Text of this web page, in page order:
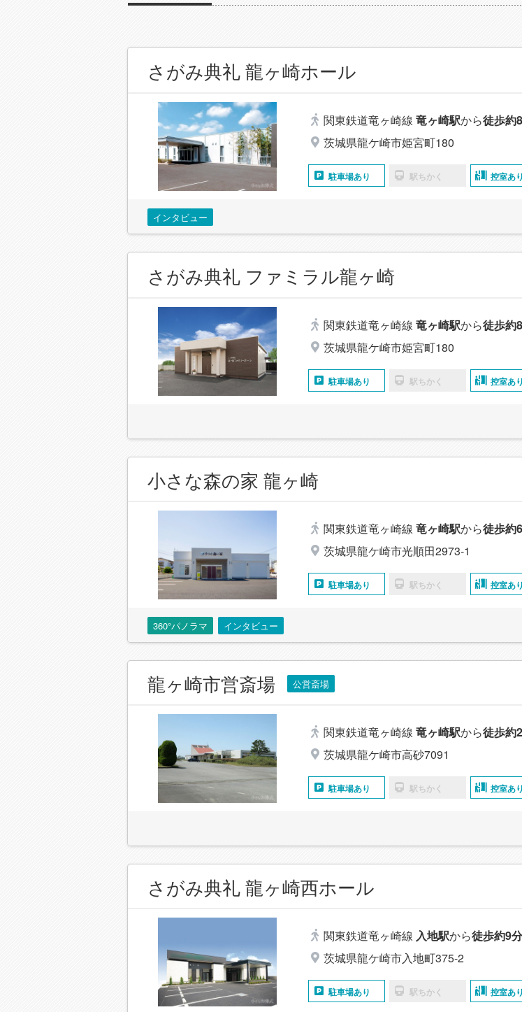
さがみ典礼 龍ヶ崎ホール
関東鉄道竜ヶ崎線 竜ヶ崎駅から徒歩約
茨城県龍ケ崎市姫宮町180
駐車場あり 駅ちかく 控室あり
インタビュー
さがみ典礼 ファミラル龍ヶ崎
関東鉄道竜ヶ崎線 竜ヶ崎駅から徒歩約
茨城県龍ケ崎市姫宮町180
駐車場あり 駅ちかく 控室あり
小さな森の家 龍ヶ崎
関東鉄道竜ヶ崎線 竜ヶ崎駅から徒歩約
茨城県龍ケ崎市光順田2973-1
駐車場あり 駅ちかく 控室あり
360°パノラマ インタビュー
龍ヶ崎市営斎場 公営斎場
関東鉄道竜ヶ崎線 竜ヶ崎駅から徒歩約
茨城県龍ケ崎市高砂7091
駐車場あり 駅ちかく 控室あり
さがみ典礼 龍ヶ崎西ホール
関東鉄道竜ヶ崎線 入地駅から徒歩約9分
茨城県龍ケ崎市入地町375-2
駐車場あり 駅ちかく 控室あり